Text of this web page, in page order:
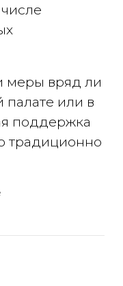
меры вряд ли
или в
поддержка
традиционно